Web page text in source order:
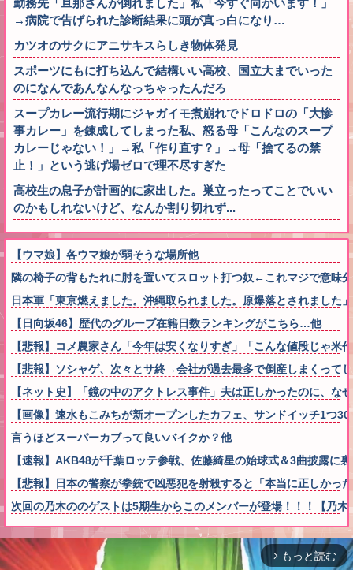
勤務先「旦那さんが倒れました」私「今すぐ向かいます！」
→病院で告げられた診断結果に頭が真っ白になり…
カツオのサクにアニサキスらしき物体発見
スポーツにもに打ち込んで結構いい高校、国立大までいった
のになんであんなんなっちゃったんだろ
スープカレー流行期にジャガイモ煮崩れでドロドロの「大惨
事カレー」を錬成してしまった私、怒る母「こんなのスープ
カレーじゃない！」→私「作り直す？」→母「捨てるの禁
止！」という逃げ場ゼロで理不尽すぎた
高校生の息子が計画的に家出した。巣立ったってことでいい
のかもしれないけど、なんか割り切れず...
【ウマ娘】各ウマ娘が弱そうな場所他
隣の椅子の背もたれに肘を置いてスロット打つ奴←これマジで意味
日本軍「東京燃えました。沖縄取られました。原爆落とされました
【日向坂46】歴代のグループ在籍日数ランキングがこちら…他
【悲報】コメ農家さん「今年は安くなりすぎ」「こんな値段じゃ
【悲報】ソシャゲ、次々とサ終→会社が過去最多で倒産しまくって
【ネット史】「鏡の中のアクトレス事件」夫は正しかったのに、な
【画像】速水もこみちが新オープンしたカフェ、サンドイッチ1
言うほどスーパーカブって良いバイクか？他
【速報】AKB48が千葉ロッテ参戦、佐藤綺星の始球式＆3曲披露に
【悲報】日本の警察が拳銃で凶悪犯を射殺すると「本当に正しかっ
次回の乃木ののゲストは5期生からこのメンバーが登場！！！【乃木
arrow_forward_ios もっと読む